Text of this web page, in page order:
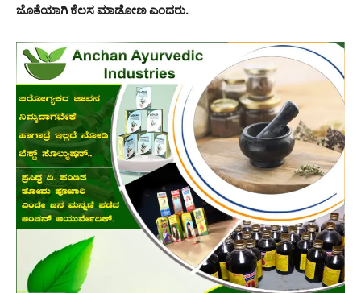
ಜೊತೆಯಾಗಿ ಕೆಲಸ ಮಾಡೋಣ ಎಂದರು.